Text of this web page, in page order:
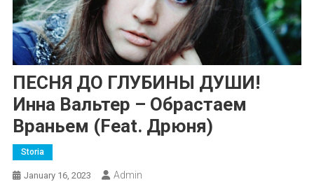
ПЕСНЯ ДО ГЛУБИНЫ ДУШИ!
Инна Вальтер – Обрастаем
Враньем (feat. Дрюня)
Storia
January 16, 2023 Admin